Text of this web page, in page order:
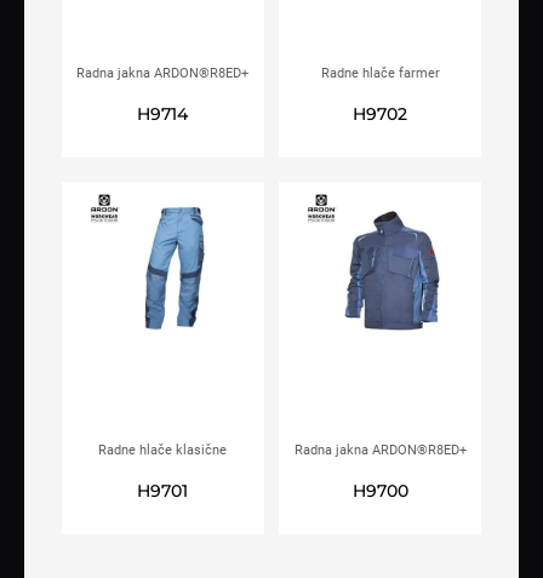
Radna jakna ARDON®R8ED+
H9714
Radne hlače farmer
H9702
Radne hlače klasične
H9701
Radna jakna ARDON®R8ED+
H9700